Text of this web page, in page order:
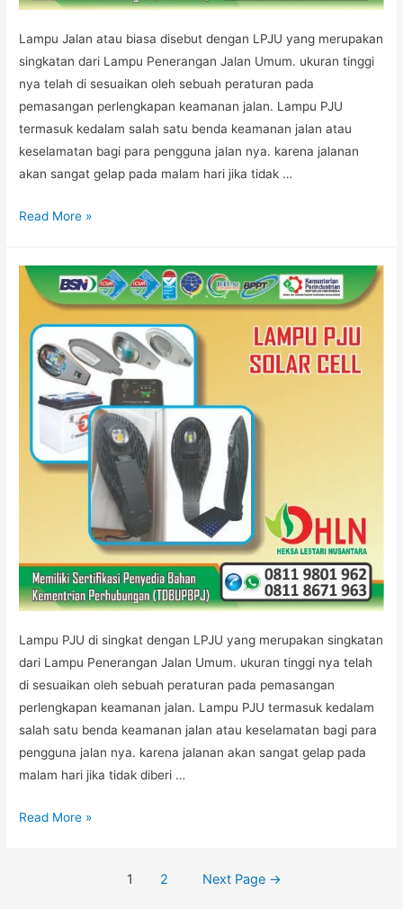
Lampu Jalan atau biasa disebut dengan LPJU yang merupakan
singkatan dari Lampu Penerangan Jalan Umum. ukuran tinggi
nya telah di sesuaikan oleh sebuah peraturan pada
pemasangan perlengkapan keamanan jalan. Lampu PJU
termasuk kedalam salah satu benda keamanan jalan atau
keselamatan bagi para pengguna jalan nya. karena jalanan
akan sangat gelap pada malam hari jika tidak …
LAMPU
Read More »
Lampu PJU di singkat dengan LPJU yang merupakan singkatan
dari Lampu Penerangan Jalan Umum. ukuran tinggi nya telah
di sesuaikan oleh sebuah peraturan pada pemasangan
perlengkapan keamanan jalan. Lampu PJU termasuk kedalam
salah satu benda keamanan jalan atau keselamatan bagi para
pengguna jalan nya. karena jalanan akan sangat gelap pada
malam hari jika tidak diberi …
JUAL
Read More »
1 2 Next Page →